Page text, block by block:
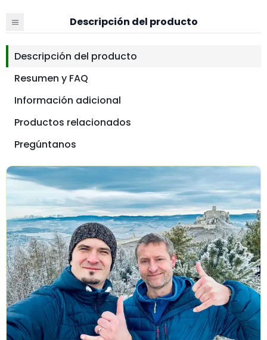
Descripción del producto
Descripción del producto
Resumen y FAQ
Información adicional
Productos relacionados
Pregúntanos